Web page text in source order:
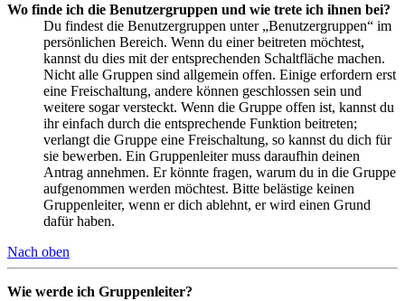
Wo finde ich die Benutzergruppen und wie trete ich ihnen bei?
Du findest die Benutzergruppen unter „Benutzergruppen“ im
persönlichen Bereich. Wenn du einer beitreten möchtest,
kannst du dies mit der entsprechenden Schaltfläche machen.
Nicht alle Gruppen sind allgemein offen. Einige erfordern erst
eine Freischaltung, andere können geschlossen sein und
weitere sogar versteckt. Wenn die Gruppe offen ist, kannst du
ihr einfach durch die entsprechende Funktion beitreten;
verlangt die Gruppe eine Freischaltung, so kannst du dich für
sie bewerben. Ein Gruppenleiter muss daraufhin deinen
Antrag annehmen. Er könnte fragen, warum du in die Gruppe
aufgenommen werden möchtest. Bitte belästige keinen
Gruppenleiter, wenn er dich ablehnt, er wird einen Grund
dafür haben.
Nach oben
Wie werde ich Gruppenleiter?